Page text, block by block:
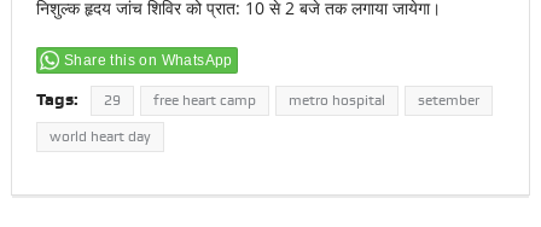
निशुल्क हृदय जांच शिविर को प्रात: 10 से 2 बजे तक लगाया जायेगा।
Share this on WhatsApp
Tags: 29 free heart camp metro hospital setember
world heart day